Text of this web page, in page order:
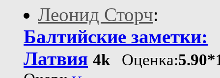
Леонид Сторч:
Балтийские заметки:
Латвия 4kОценка: